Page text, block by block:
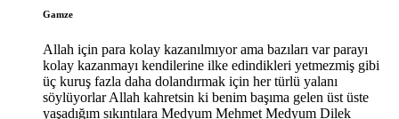
Gamze
Allah için para kolay kazanılmıyor ama bazıları var parayı
kolay kazanmayı kendilerine ilke edindikleri yetmezmiş gibi
üç kuruş fazla daha dolandırmak için her türlü yalanı
söylüyorlar Allah kahretsin ki benim başıma gelen üst üste
yaşadığım sıkıntılara Medyum Mehmet Medyum Dilek